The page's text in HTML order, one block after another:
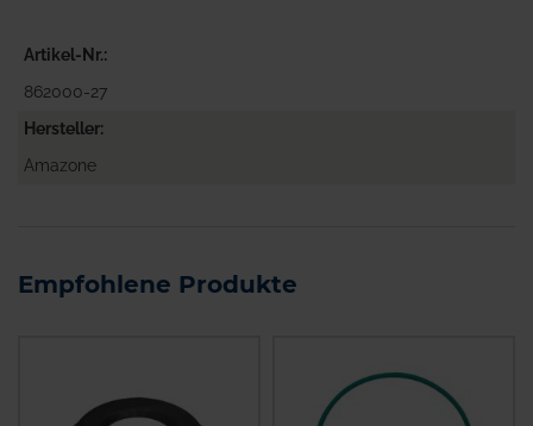
Artikel-Nr.
862000-27
Hersteller
Amazone
Empfohlene Produkte